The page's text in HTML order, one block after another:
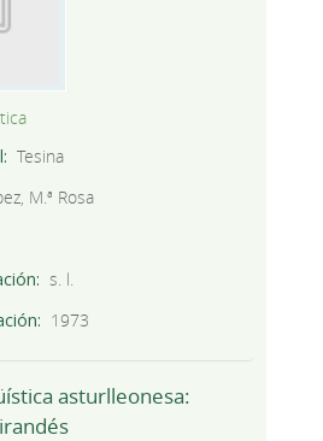
Tesina
M.ª Rosa
s. l.
1973
asturlleonesa: